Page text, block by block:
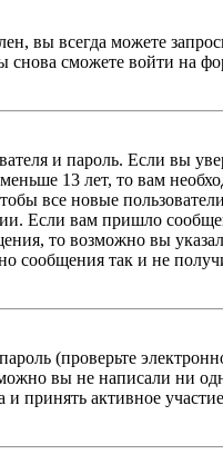
вы всегда можете
снова сможете войти на
и пароль. Если вы
13 лет, то вам
все новые
Если вам пришло
то возможно вы
сообщения так и не
(проверьте
вы не написали ни
принять активное